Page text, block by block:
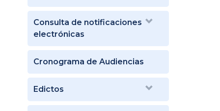
Consulta de notificaciones
electrónicas
Cronograma de Audiencias
Edictos